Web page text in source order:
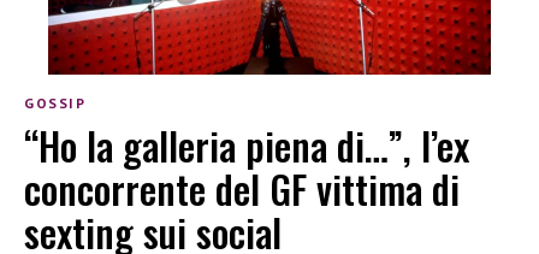
GOSSIP
“Ho la galleria piena di…”, l’ex
concorrente del GF vittima di
sexting sui social